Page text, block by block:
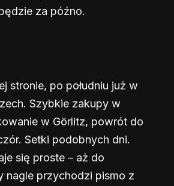
za późno.
stronie, po południu już w
Szybkie zakupy w
w Görlitz, powrót do
Setki podobnych dni.
się proste – aż do
nagle przychodzi pismo z